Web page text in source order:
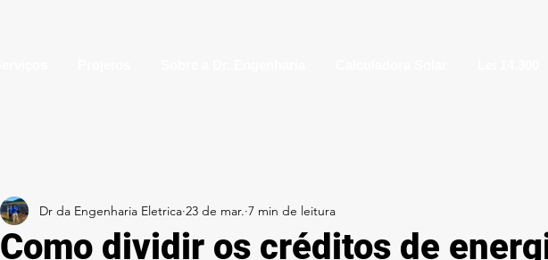
Como dividir os créditos de
Dr da Engenharia Eletrica 23 de mar. 7 min de leitura